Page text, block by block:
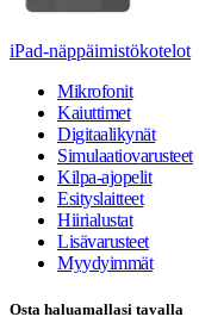
iPad-näppäimistökotelot
Mikrofonit
Kaiuttimet
Digitaalikynät
Simulaatiovarusteet
Kilpa-ajopelit
Esityslaitteet
Hiirialustat
Lisävarusteet
Myydyimmät
Osta haluamallasi tavalla